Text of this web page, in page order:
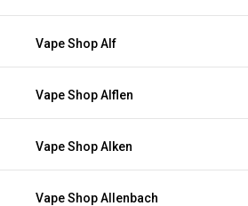
Vape Shop Alf
Vape Shop Alflen
Vape Shop Alken
Vape Shop Allenbach